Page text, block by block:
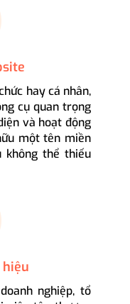
hay cá nhân,
cụ quan trọng
và hoạt động
một tên miền
không thể thiếu
hiệu
nghiệp, tổ